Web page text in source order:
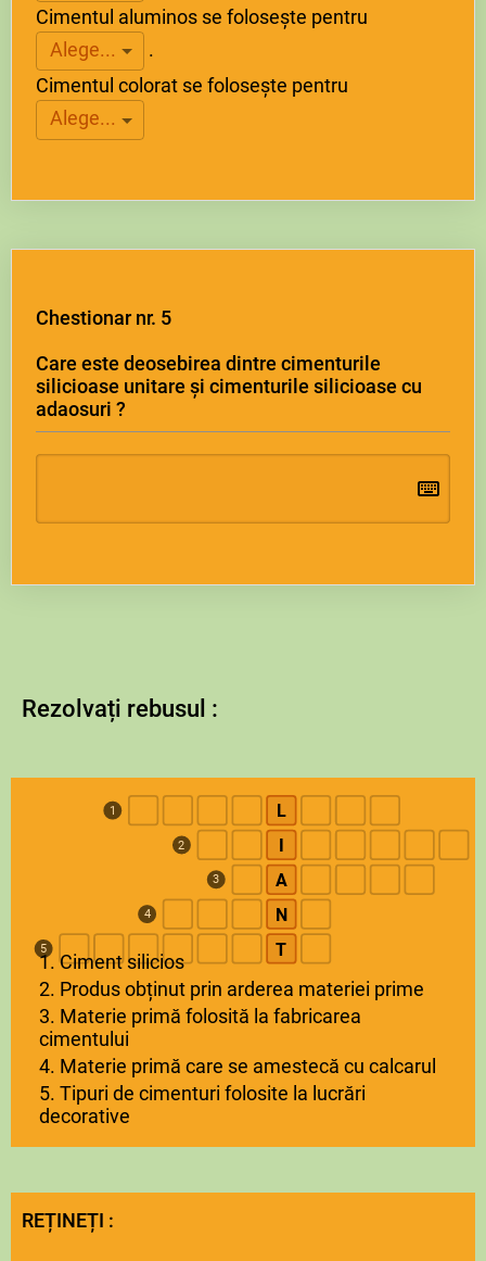
Cimentul aluminos se folosește pentru
Alege...
.
Cimentul colorat se folosește pentru
Alege...
Chestionar nr. 5
Care este deosebirea dintre cimenturile
silicioase unitare și cimenturile silicioase cu
adaosuri ?
Rezolvați rebusul :
1 L
2
3 A
4 N
5 T
1. Ciment silicios
2. Produs obținut prin arderea materiei prime
3. Materie primă folosită la fabricarea
cimentului
4. Materie primă care se amestecă cu calcarul
5. Tipuri de cimenturi folosite la lucrări
decorative
REȚINEȚI :